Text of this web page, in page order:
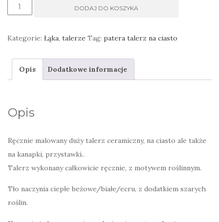
ilość
na
ciasto
DODAJ DO KOSZYKA
Kategorie: Łąka, talerze Tag: patera talerz na ciasto
Opis Dodatkowe informacje
Opis
Ręcznie malowany duży talerz ceramiczny, na ciasto ale także
na kanapki, przystawki..
Talerz wykonany całkowicie ręcznie, z motywem roślinnym.
Tło naczynia ciepłe beżowe/białe/ecru, z dodatkiem szarych
roślin.